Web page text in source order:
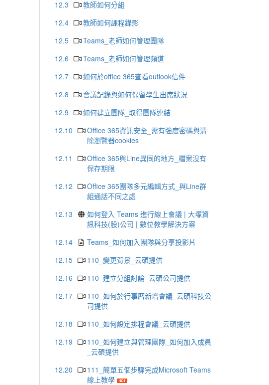
12.3
教師如何分組
12.4
教師如何課程錄影
12.5
Teams_老師如何管理團隊
12.6
Teams_老師如何管理頻道
12.7
如何於office 365查看outlook信件
12.8
會議記錄與如何保留學生出席狀況
12.9
如何建立團隊_取得團隊連結
12.10
Office 365資訊安全_需有強度密碼與清
除瀏覽器cookies
12.11
Office 365與Line異同的地方_檔案沒有
保存期限
12.12
Office 365團隊多元編輯方式_與Line群
組通話不同之處
12.13
如何登入 Teams 進行線上會議 | 大塚資
訊科技(股)公司 | 數位教學解決方案
12.14
Teams_如何加入團隊與分享投影片
12.15
110_變更背景_云碩提供
12.16
110_建立分組討論_云碩公司提供
12.17
110_如何於行事曆新增會議_云碩科技公
司提供
12.18
110_如何設定排程會議_云碩提供
12.19
110_如何建立與管理團隊_如何加入成員
_云碩提供
12.20
111_簡單五個步驟完成Microsoft Teams
線上教學